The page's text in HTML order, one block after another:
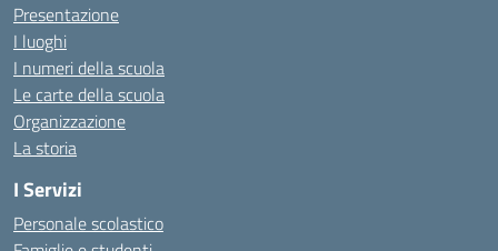
Presentazione
I luoghi
I numeri della scuola
Le carte della scuola
Organizzazione
La storia
I Servizi
Personale scolastico